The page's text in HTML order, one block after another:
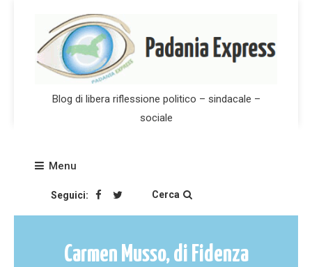
Blog di libera riflessione politico – sindacale –
sociale
Menu
Seguici: Cerca
Carmen Musso, di Fidenza